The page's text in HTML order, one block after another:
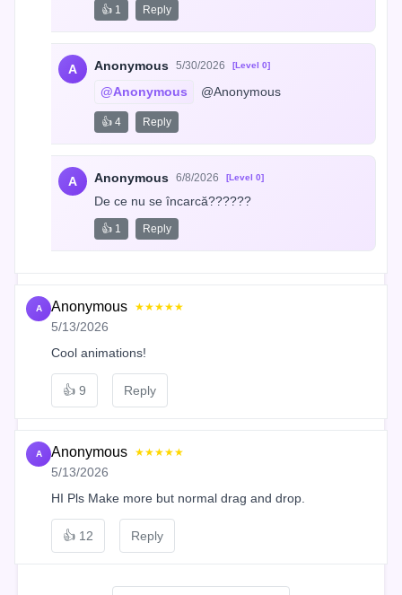
👍 1 Reply
A Anonymous 5/30/2026 [Level 0]
@Anonymous @Anonymous
👍 4 Reply
A Anonymous 6/8/2026 [Level 0]
De ce nu se încarcă??????
👍 1 Reply
A Anonymous ★★★★★
5/13/2026
Cool animations!
👍 9 Reply
A Anonymous ★★★★★
5/13/2026
HI Pls Make more but normal drag and drop.
👍 12 Reply